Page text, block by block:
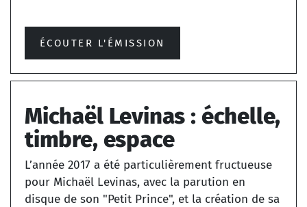
ÉCOUTER L'ÉMISSION
Michaël Levinas : échelle,
timbre, espace
L’année 2017 a été particulièrement fructueuse
pour Michaël Levinas, avec la parution en
disque de son "Petit Prince", et la création de sa